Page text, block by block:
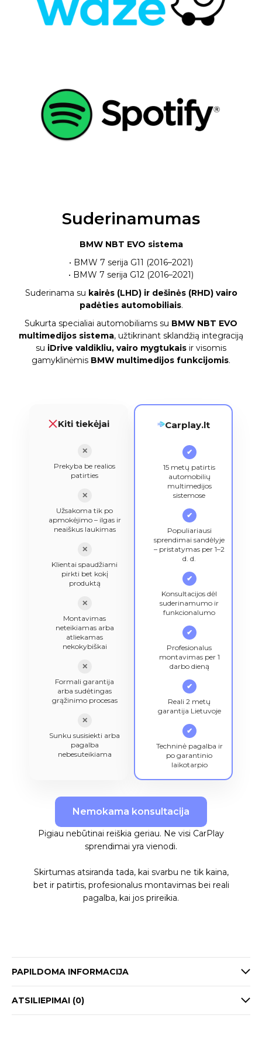
Suderinamumas
BMW NBT EVO sistema
• BMW 7 serija G11 (2016–2021)
• BMW 7 serija G12 (2016–2021)
Suderinama su kairės (LHD) ir dešinės (RHD) vairo
padėties automobiliais.
Sukurta specialiai automobiliams su BMW NBT EVO
multimedijos sistema, užtikrinant sklandžią integraciją
su iDrive valdikliu, vairo mygtukais ir visomis
gamyklinėmis BMW multimedijos funkcijomis.
Kiti tiekėjai
✕
Prekyba be realios
patirties
✕
Užsakoma tik po
apmokėjimo – ilgas ir
neaiškus laukimas
✕
Klientai spaudžiami
pirkti bet kokį
produktą
✕
Montavimas
neteikiamas arba
atliekamas
nekokybiškai
✕
Formali garantija
arba sudėtingas
grąžinimo procesas
✕
Sunku susisiekti arba
pagalba
nebesuteikiama
Carplay.lt
✔
15 metų patirtis
automobilių
multimedijos
sistemose
✔
Populiariausi
sprendimai sandėlyje
– pristatymas per 1–2
d. d.
✔
Konsultacijos dėl
suderinamumo ir
funkcionalumo
✔
Profesionalus
montavimas per 1
darbo dieną
✔
Reali 2 metų
garantija Lietuvoje
✔
Techninė pagalba ir
po garantinio
laikotarpio
Nemokama konsultacija
Pigiau nebūtinai reiškia geriau. Ne visi CarPlay
sprendimai yra vienodi.
Skirtumas atsiranda tada, kai svarbu ne tik kaina,
bet ir patirtis, profesionalus montavimas bei reali
pagalba, kai jos prireikia.
PAPILDOMA INFORMACIJA
ATSILIEPIMAI (0)